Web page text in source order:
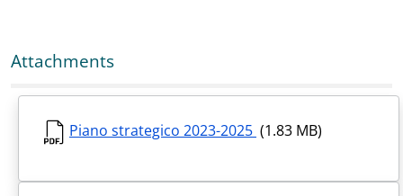
Attachments
Piano strategico 2023-2025 (1.83 MB)